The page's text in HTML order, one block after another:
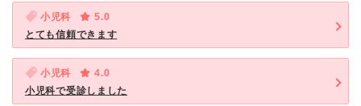
小児科
5.0
とても信頼できます
小児科
4.0
小児科で受診しました